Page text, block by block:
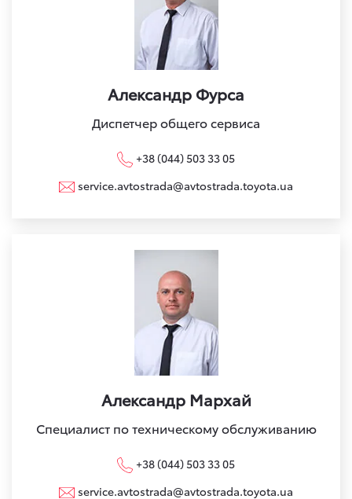
Александр Фурса
Диспетчер общего сервиса
+38 (044) 503 33 05
service.avtostrada@avtostrada.toyota.ua
Александр Мархай
Специалист по техническому обслуживанию
+38 (044) 503 33 05
service.avtostrada@avtostrada.toyota.ua